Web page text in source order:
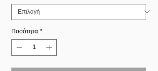
Ποσότητα *